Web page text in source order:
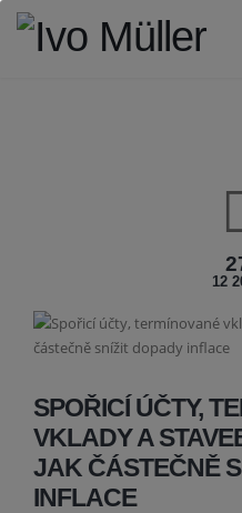
12
SPOŘICÍ ÚČTY,
VKLADY A
JAK ČÁSTEČNĚ
INFLACE